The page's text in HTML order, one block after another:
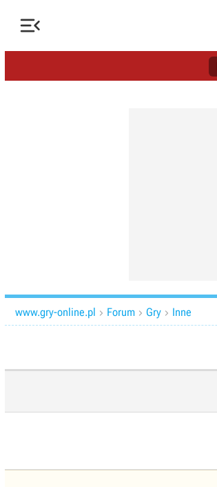

www.gry-online.pl  Forum  Gry  Inne